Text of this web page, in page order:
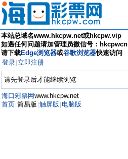
本站总域名www.hkcpw.net或hkcpw.vip
如遇任何问题请加管理员微信号：hkcpwcn
请下载Edge浏览器或谷歌浏览器快速访问
登录 立即注册
请先登录后才能继续浏览
海口彩票网www.hkcpw.net
首页 简易版 触屏版 电脑版